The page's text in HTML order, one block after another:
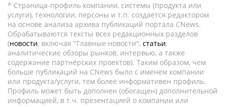
* Страница-профиль компании, системы (продукта или
услуги), технологии, персоны и т.п. создается редактором
на основе анализа архива публикаций портала CNews.
Обрабатываются тексты всех редакционных разделов
(новости, включая "Главные новости", статьи,
аналитические обзоры рынков, интервью, а также
содержание партнёрских проектов). Таким образом, чем
больше публикаций на CNews было с именем компании
или продукта/услуги, тем более информативен профиль.
Профиль может быть дополнен (обогащен) дополнительной
информацией, в т.ч. презентацией о компании или